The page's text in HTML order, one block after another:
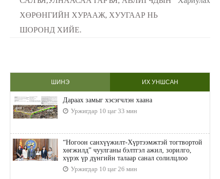
ХӨРӨНГИЙН ХУРААЖ, ХУУГААР НЬ
ШОРОНД ХИЙЕ.
ШИНЭ ИХ УНШСАН
Дараах замыг хэсэгчлэн хаана
Уржигдар 10 цаг 33 мин
“Ногоон санхүүжилт-Хүртээмжтэй тогтвортой
хөгжилд” чуулганы бэлтгэл ажил, зорилго,
хүрэх үр дүнгийн талаар санал солилцлоо
Уржигдар 10 цаг 26 мин